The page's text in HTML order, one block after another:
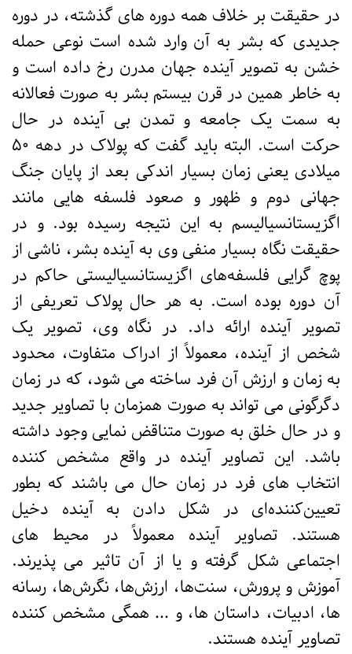
در حقیقت بر خلاف همه دوره های گذشته، در دوره
جدیدی که بشر به آن وارد شده است نوعی حمله
خشن به تصویر آینده جهان مدرن رخ داده است و
به خاطر همین در قرن بیستم بشر به صورت فعالانه
به سمت یک جامعه و تمدن بی آینده در حال
حرکت است. البته باید گفت که پولاک در دهه ۵۰
میلادی یعنی زمان بسیار اندکی بعد از پایان جنگ
جهانی دوم و ظهور و صعود فلسفه هایی مانند
اگزیستانسیالیسم به این نتیجه رسیده بود. و در
حقیقت نگاه بسیار منفی وی به آینده بشر، ناشی از
پوچ گرایی فلسفه‌های اگزیستانسیالیستی حاکم در
آن دوره بوده است. به هر حال پولاک تعریفی از
تصویر آینده ارائه داد. در نگاه وی، تصویر یک
شخص از آینده، معمولاً از ادراک متفاوت، محدود
به زمان و ارزش آن فرد ساخته می شود، که در زمان
دگرگونی می تواند به صورت همزمان با تصاویر جدید
و در حال خلق به صورت متناقض نمایی وجود داشته
باشد. این تصاویر آینده در واقع مشخص کننده
انتخاب های فرد در زمان حال می باشند که بطور
تعیین‌کننده‌ای در شکل دادن به آینده دخیل
هستند. تصاویر آینده معمولاً در محیط های
اجتماعی شکل گرفته و یا از آن تاثیر می پذیرند.
آموزش و پرورش، سنت‌ها، ارزش‌ها، نگرش‌ها، رسانه
ها، ادبیات، داستان ها، و … همگی مشخص کننده
تصاویر آینده هستند.